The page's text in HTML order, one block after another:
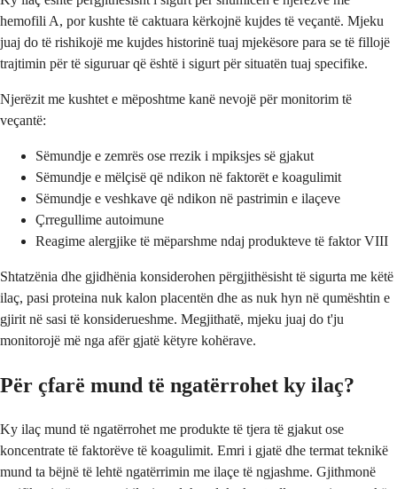
hemofili A, por kushte të caktuara kërkojnë kujdes të veçantë. Mjeku
juaj do të rishikojë me kujdes historinë tuaj mjekësore para se të fillojë
trajtimin për të siguruar që është i sigurt për situatën tuaj specifike.
Njerëzit me kushtet e mëposhtme kanë nevojë për monitorim të
veçantë:
Sëmundje e zemrës ose rrezik i mpiksjes së gjakut
Sëmundje e mëlçisë që ndikon në faktorët e koagulimit
Sëmundje e veshkave që ndikon në pastrimin e ilaçeve
Çrregullime autoimune
Reagime alergjike të mëparshme ndaj produkteve të faktor VIII
Shtatzënia dhe gjidhënia konsiderohen përgjithësisht të sigurta me këtë
ilaç, pasi proteina nuk kalon placentën dhe as nuk hyn në qumështin e
gjirit në sasi të konsiderueshme. Megjithatë, mjeku juaj do t'ju
monitorojë më nga afër gjatë këtyre kohërave.
Për çfarë mund të ngatërrohet ky ilaç?
Ky ilaç mund të ngatërrohet me produkte të tjera të gjakut ose
koncentrate të faktorëve të koagulimit. Emri i gjatë dhe termat teknikë
mund ta bëjnë të lehtë ngatërrimin me ilaçe të ngjashme. Gjithmonë